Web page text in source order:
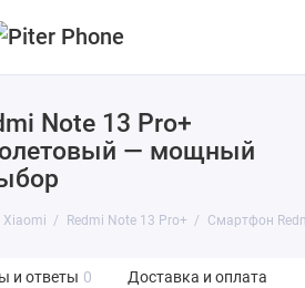
Note 13 Pro+
— мощный
Xiaomi Redmi Note 13 Pro+ Смартфон
и ответы 0 Доставка и оплата